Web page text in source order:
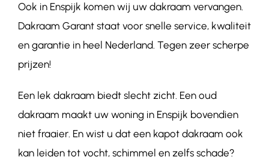
Ook in Enspijk komen wij uw dakraam vervangen.
Dakraam Garant staat voor snelle service, kwaliteit
en garantie in heel Nederland. Tegen zeer scherpe
prijzen!
Een lek dakraam biedt slecht zicht. Een oud
dakraam maakt uw woning in Enspijk bovendien
niet fraaier. En wist u dat een kapot dakraam ook
kan leiden tot vocht, schimmel en zelfs schade?